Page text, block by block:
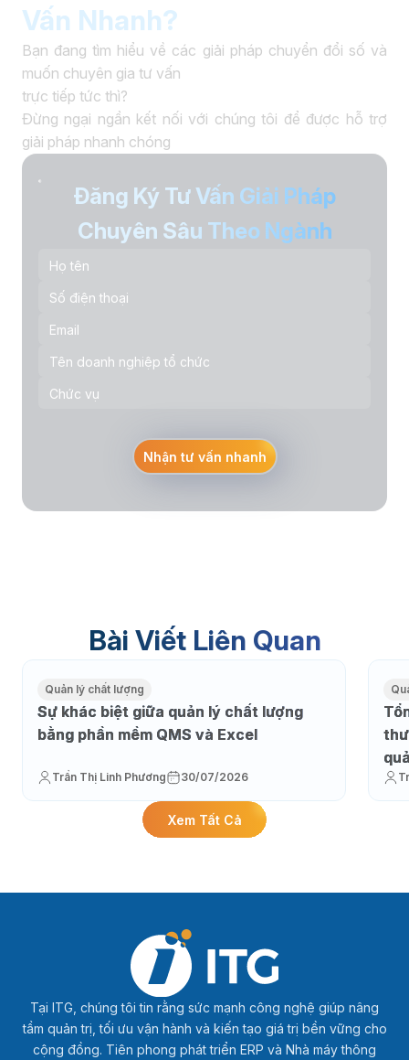
Vấn Nhanh?
Bạn đang tìm hiểu về các giải pháp chuyển đổi số và
muốn chuyên gia tư vấn
trực tiếp tức thì?
Đừng ngại ngần kết nối với chúng tôi để được hỗ trợ
giải pháp nhanh chóng
Đăng Ký Tư Vấn Giải Pháp
Chuyên Sâu Theo Ngành
Nhận tư vấn nhanh
Bài Viết Liên Quan
Quản lý chất lượng
Sự khác biệt giữa quản lý chất lượng
bằng phần mềm QMS và Excel
Trần Thị Linh Phương 30/07/2026
Xem Tất Cả
Tại ITG, chúng tôi tin rằng sức mạnh công nghệ giúp nâng
tầm quản trị, tối ưu vận hành và kiến tạo giá trị bền vững cho
cộng đồng. Tiên phong phát triển ERP và Nhà máy thông